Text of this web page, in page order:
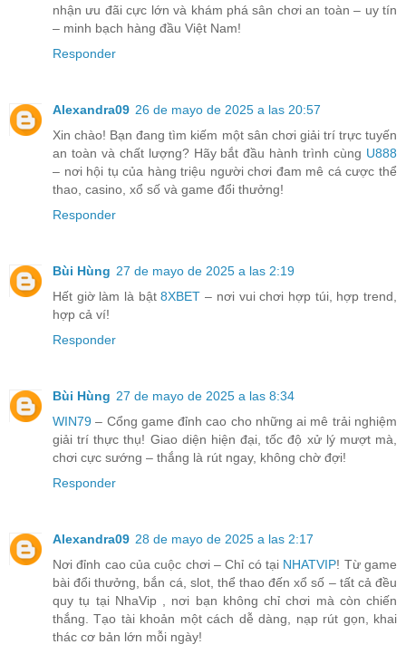
nhận ưu đãi cực lớn và khám phá sân chơi an toàn – uy tín
– minh bạch hàng đầu Việt Nam!
Responder
Alexandra09 26 de mayo de 2025 a las 20:57
Xin chào! Bạn đang tìm kiếm một sân chơi giải trí trực tuyến
an toàn và chất lượng? Hãy bắt đầu hành trình cùng U888
– nơi hội tụ của hàng triệu người chơi đam mê cá cược thể
thao, casino, xổ số và game đổi thưởng!
Responder
Bùi Hùng 27 de mayo de 2025 a las 2:19
Hết giờ làm là bật8XBET – nơi vui chơi hợp túi, hợp trend,
hợp cả ví!
Responder
Bùi Hùng 27 de mayo de 2025 a las 8:34
WIN79 – Cổng game đỉnh cao cho những ai mê trải nghiệm
giải trí thực thụ! Giao diện hiện đại, tốc độ xử lý mượt mà,
chơi cực sướng – thắng là rút ngay, không chờ đợi!
Responder
Alexandra09 28 de mayo de 2025 a las 2:17
Nơi đỉnh cao của cuộc chơi – Chỉ có tại NHATVIP! Từ game
bài đổi thưởng, bắn cá, slot, thể thao đến xổ số – tất cả đều
quy tụ tại NhaVip , nơi bạn không chỉ chơi mà còn chiến
thắng. Tạo tài khoản một cách dễ dàng, nạp rút gọn, khai
thác cơ bản lớn mỗi ngày!